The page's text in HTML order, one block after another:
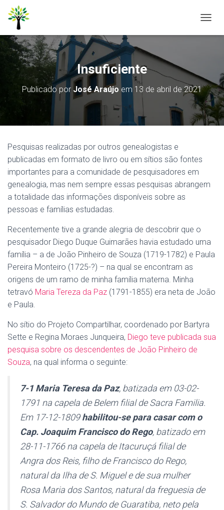
L
A
R
N
A
V
Insuficiente
Publicado por José Araújo em 13 de abril de 2021
Pesquisas realizadas por outros genealogistas e
publicadas em formato de livro ou em sítios são fontes
importantes para a comunidade de pesquisadores em
genealogia, mas nem sempre essas pesquisas abrangem
a totalidade das informações disponíveis sobre as
pessoas e famílias estudadas.
Recentemente tive a grande alegria de descobrir que o
pesquisador Diego Duque Guimarães havia estudado uma
família – a de João Pinheiro de Souza (1719-1782) e Paula
Pereira Monteiro (1725-?) – na qual se encontram as
origens de um ramo de minha família materna. Minha
tetravó Maria Tereza da Paz (1791-1855) era neta de João
e Paula.
No sítio do Projeto Compartilhar, coordenado por Bartyra
Sette e Regina Moraes Junqueira, Diego teve publicada sua
pesquisa sobre os descendentes de João Pinheiro de
Souza, na qual informa o seguinte:
7-1 Maria Teresa da Paz, batizada em 03-02-
1791 na capela de Belem filial de Sacra Familia.
Em 17-12-1809habilitou-se para casar com o
Cap. Joaquim Francisco do Rego, batizado em
28-11-1766 na capela de Itacuruçá filial de
Angra dos Reis, filho de Francisco do Rego,
natural da Ilha de S. Miguel e de sua mulher
Rosa Maria dos Santos, natural da freguesia de
S. Salvador do Mundo de Guaratiba, neto pela